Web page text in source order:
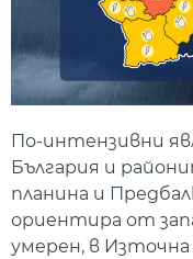
По-интензивни
България и
планина и
ориентира от
умерен, в